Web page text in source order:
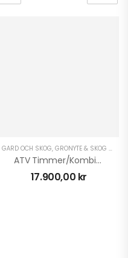
,OUTDOOR
GÅRD OCH SKOG, GRÖNYTE & SKOG ATV
ATV Timmer/Kombivagn Med Insatsflak KV1500
17.900,00 kr